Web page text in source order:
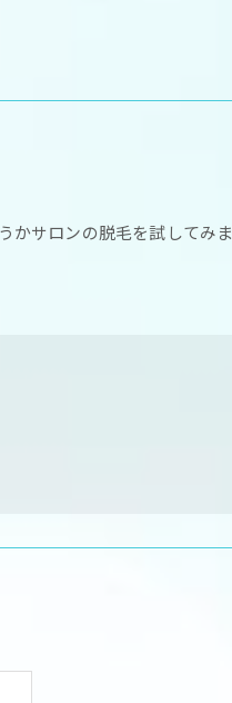
かサロンの脱毛を試してみ